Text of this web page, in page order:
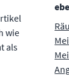
wie
als